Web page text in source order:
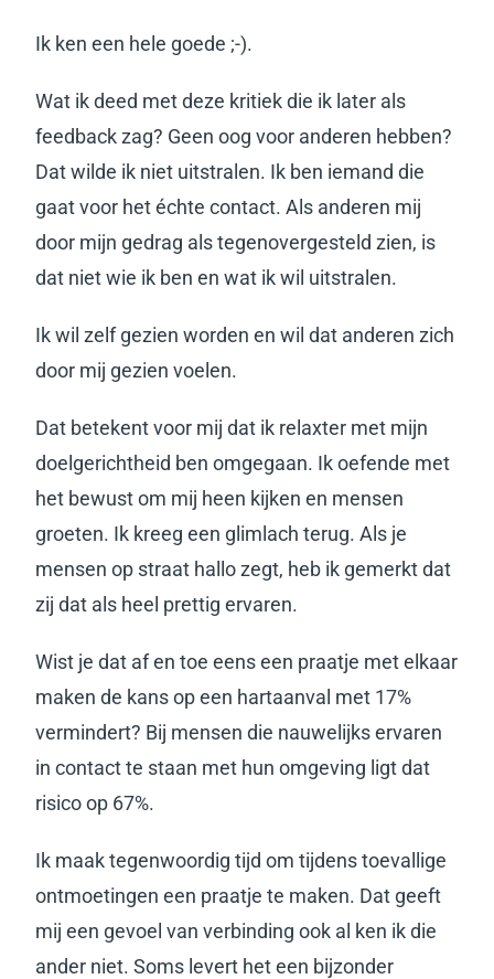
Ik ken een hele goede ;-).
Wat ik deed met deze kritiek die ik later als
feedback zag? Geenoog voor anderen hebben?
Dat wilde ik niet uitstralen. Ik ben iemand die
gaat voor het échte contact. Als anderen mij
door mijn gedrag als tegenovergesteld zien, is
dat niet wie ik ben en wat ik wil uitstralen.
Ik wil zelf gezien worden en wil dat anderen zich
door mij gezien voelen.
Dat betekent voor mij dat ik relaxter met mijn
doelgerichtheid ben omgegaan. Ik oefende met
het bewust om mij heen kijken en mensen
groeten. Ik kreeg een glimlach terug.Als je
mensen op straat hallo zegt, heb ik gemerkt dat
zij dat als heel prettig ervaren.
Wist je dat af en toe eens een praatje met elkaar
maken de kans op een hartaanval met 17%
vermindert? Bij mensen die nauwelijks ervaren
in contact te staan met hun omgeving ligt dat
risico op 67%.
Ik maak tegenwoordig tijd om tijdens toevallige
ontmoetingen een praatje te maken. Dat geeft
mij een gevoel van verbinding ook al ken ik die
ander niet. Soms levert het een bijzonder